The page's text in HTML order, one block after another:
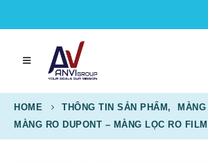
HOME THÔNG TIN SẢN PHẨM ,
MÀNG RO DUPONT – MÀNG LỌC RO